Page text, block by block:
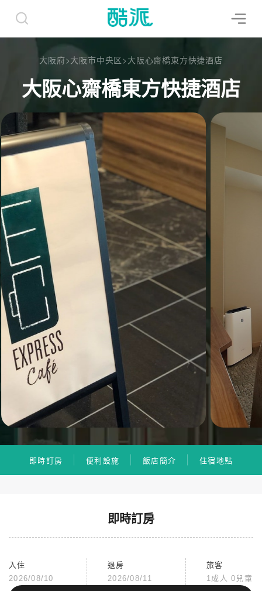
大阪府>大阪市中央区>大阪心齋橋東方快捷酒店
大阪心齋橋東方快捷酒店
即時訂房 便利設施 飯店簡介 住宿地點
即時訂房
入住
2026/08/10
退房
2026/08/11
旅客
1成人 0兒童